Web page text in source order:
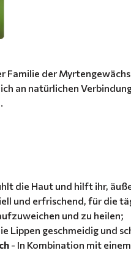
der
an natürlichen
die Haut und hilft ihr,
und erfrischend, für die
und zu heilen;
Lippen geschmeidig und
- In Kombination mit